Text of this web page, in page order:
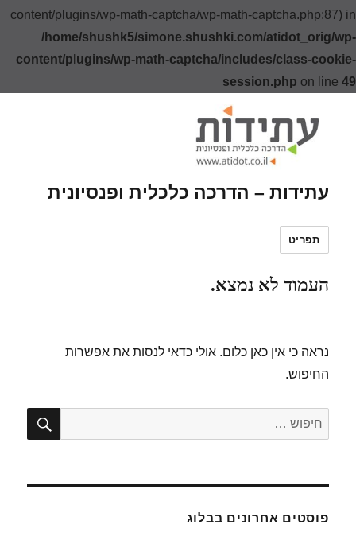
content/plugins/wp-math-captcha/wp-math-captcha.php:87) in
/home/shushk5/simone.shushki.com/atidot_orig/wp-
content/plugins/wp-math-captcha/includes/class-cookie-
session.php on line 49
עתידות – הדרכה כלכלית ופנסיונית
תפריט
העמוד לא נמצא.
נראה כי אין כאן כלום. אולי כדאי לנסות את אפשרות
החיפוש.
חפש:
פוסטים אחרונים בבלוג